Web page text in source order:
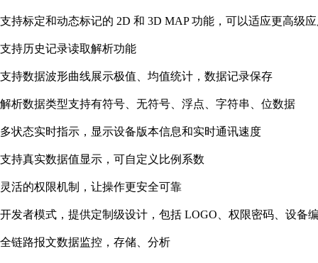
支持标定和动态标记的 2D 和 3D MAP 功能，可以适应更高级
支持历史记录读取解析功能
支持数据波形曲线展示极值、均值统计，数据记录保存
解析数据类型支持有符号、无符号、浮点、字符串、位数据
多状态实时指示，显示设备版本信息和实时通讯速度
支持真实数据值显示，可自定义比例系数
灵活的权限机制，让操作更安全可靠
开发者模式，提供定制级设计，包括 LOGO、权限密码、设备
全链路报文数据监控，存储、分析